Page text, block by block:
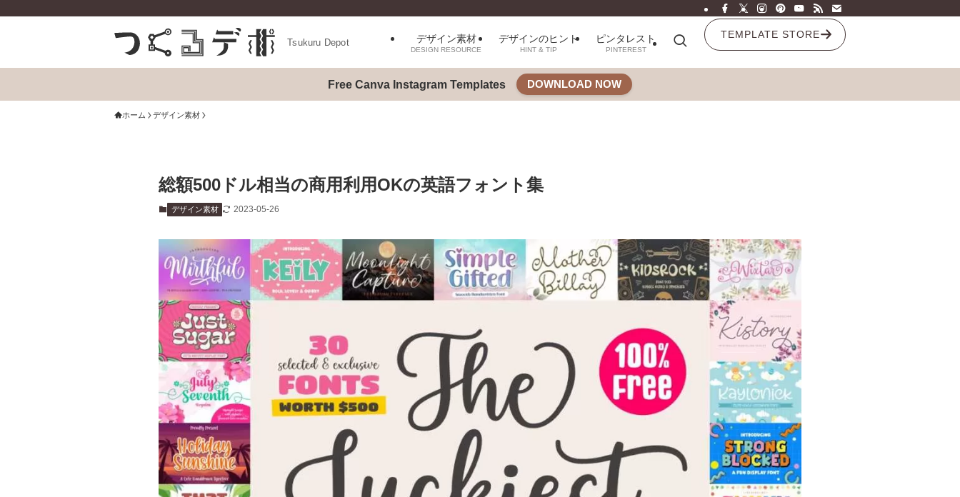
Tsukuru Depot デザイン素材
DESIGN RESOURCE
デザインのヒント
HINT & TIP
ピンタレスト
PINTEREST
TEMPLATE STORE
Free Canva Instagram Templates DOWNLOAD NOW
ホーム デザイン素材
総額500ドル相当の商用利用OKの英語フォント集
デザイン素材 2023-05-26